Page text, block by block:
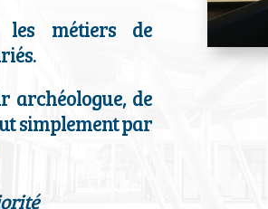
les métiers de
archéologue, de
simplement par